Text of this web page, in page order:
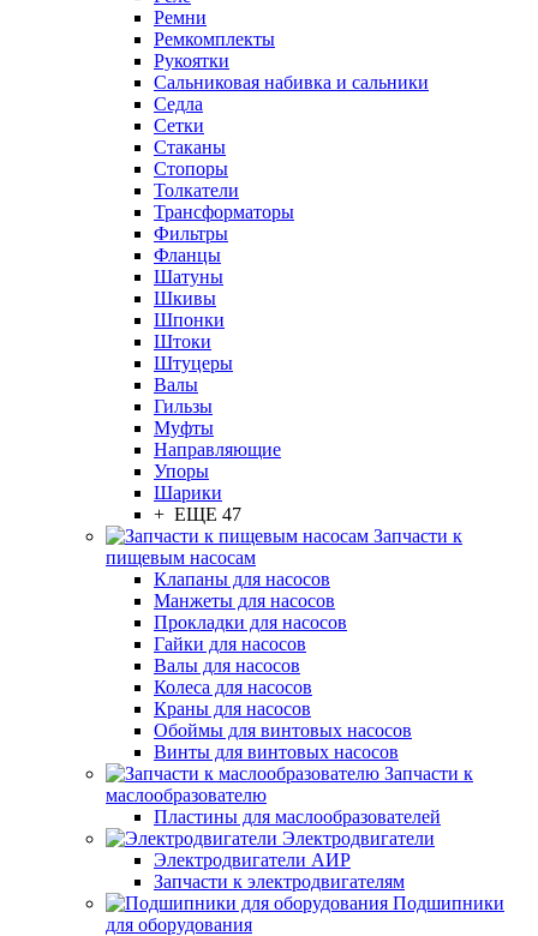
Ремни
Ремкомплекты
Рукоятки
Сальниковая набивка и сальники
Седла
Сетки
Стаканы
Стопоры
Толкатели
Трансформаторы
Фильтры
Фланцы
Шатуны
Шкивы
Шпонки
Штоки
Штуцеры
Валы
Гильзы
Муфты
Направляющие
Упоры
Шарики
+ ЕЩЕ 47
Запчасти к
пищевым насосам
Клапаны для насосов
Манжеты для насосов
Прокладки для насосов
Гайки для насосов
Валы для насосов
Колеса для насосов
Краны для насосов
Обоймы для винтовых насосов
Винты для винтовых насосов
Запчасти к
маслообразователю
Пластины для маслообразователей
Электродвигатели
Электродвигатели АИР
Запчасти к электродвигателям
Подшипники
для оборудования